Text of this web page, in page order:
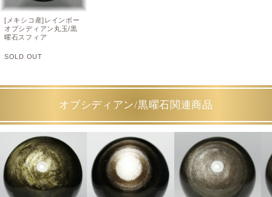
[メキシコ産]レインボー
オブシディアン丸玉/黒
曜石スフィア
SOLD OUT
オブシディアン/黒曜石関連商品